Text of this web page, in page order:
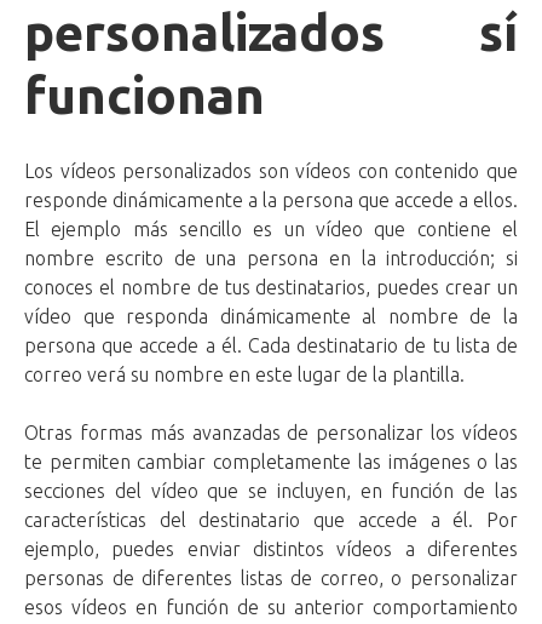
personalizados sí
funcionan
Los vídeos personalizados son vídeos con contenido que
responde dinámicamente a la persona que accede a ellos.
El ejemplo más sencillo es un vídeo que contiene el
nombre escrito de una persona en la introducción; si
conoces el nombre de tus destinatarios, puedes crear un
vídeo que responda dinámicamente al nombre de la
persona que accede a él. Cada destinatario de tu lista de
correo verá su nombre en este lugar de la plantilla.
Otras formas más avanzadas de personalizar los vídeos
te permiten cambiar completamente las imágenes o las
secciones del vídeo que se incluyen, en función de las
características del destinatario que accede a él. Por
ejemplo, puedes enviar distintos vídeos a diferentes
personas de diferentes listas de correo, o personalizar
esos vídeos en función de su anterior comportamiento